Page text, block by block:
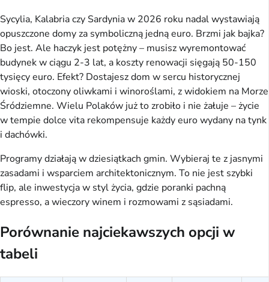
Sycylia, Kalabria czy Sardynia w 2026 roku nadal wystawiają
opuszczone domy za symboliczną jedną euro. Brzmi jak bajka?
Bo jest. Ale haczyk jest potężny – musisz wyremontować
budynek w ciągu 2-3 lat, a koszty renowacji sięgają 50-150
tysięcy euro. Efekt? Dostajesz dom w sercu historycznej
wioski, otoczony oliwkami i winoroślami, z widokiem na Morze
Śródziemne. Wielu Polaków już to zrobiło i nie żałuje – życie
w tempie dolce vita rekompensuje każdy euro wydany na tynk
i dachówki.
Programy działają w dziesiątkach gmin. Wybieraj te z jasnymi
zasadami i wsparciem architektonicznym. To nie jest szybki
flip, ale inwestycja w styl życia, gdzie poranki pachną
espresso, a wieczory winem i rozmowami z sąsiadami.
Porównanie najciekawszych opcji w
tabeli